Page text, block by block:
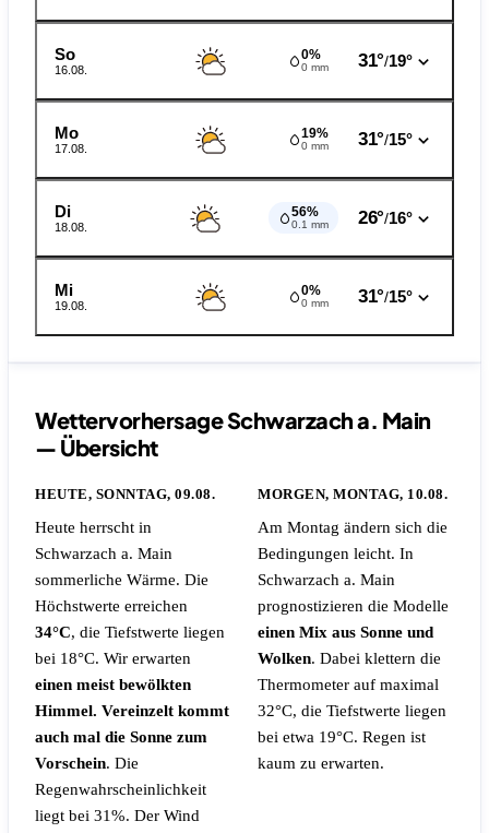
So
16.08.
0%
0 mm 31°/19°
Mo
17.08.
19%
0 mm 31°/15°
Di
18.08.
56%
0.1 mm 26°/16°
Mi
19.08.
0%
0 mm 31°/15°
Wettervorhersage Schwarzach a. Main
— Übersicht
HEUTE, SONNTAG, 09.08.
Heute herrscht in
Schwarzach a. Main
sommerliche Wärme. Die
Höchstwerte erreichen
34°C, die Tiefstwerte liegen
bei 18°C. Wir erwarten
einen meist bewölkten
Himmel. Vereinzelt kommt
auch mal die Sonne zum
Vorschein. Die
Regenwahrscheinlichkeit
liegt bei 31%. Der Wind
MORGEN, MONTAG, 10.08.
Am Montag ändern sich die
Bedingungen leicht. In
Schwarzach a. Main
prognostizieren die Modelle
einen Mix aus Sonne und
Wolken. Dabei klettern die
Thermometer auf maximal
32°C, die Tiefstwerte liegen
bei etwa 19°C. Regen ist
kaum zu erwarten.